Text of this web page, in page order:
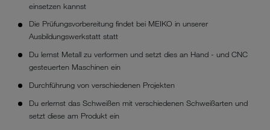
einsetzen kannst
Die Prüfungsvorbereitung findet bei MEIKO in unserer
Ausbildungswerkstatt statt
Du lernst Metall zu verformen und setzt dies an Hand - und CNC
gesteuerten Maschinen ein
Durchführung von verschiedenen Projekten
Du erlernst das Schweißen mit verschiedenen Schweißarten und
setzt diese am Produkt ein